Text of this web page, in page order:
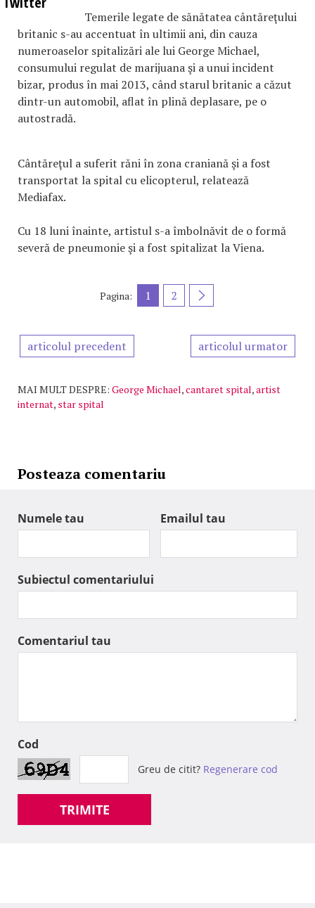
Temerile legate de sănătatea cântăreţului
britanic s-au accentuat în ultimii ani, din cauza
numeroaselor spitalizări ale lui George Michael,
consumului regulat de marijuana şi a unui incident
bizar, produs în mai 2013, când starul britanic a căzut
dintr-un automobil, aflat în plină deplasare, pe o
autostradă.
Cântăreţul a suferit răni în zona craniană şi a fost
transportat la spital cu elicopterul, relatează
Mediafax.
Cu 18 luni înainte, artistul s-a îmbolnăvit de o formă
severă de pneumonie şi a fost spitalizat la Viena.
Pagina: 1 2
articolul precedent articolul urmator
MAI MULT DESPRE: George Michael,cantaret spital,artist
internat, star spital
Posteaza comentariu
Numele tau Emailul tau
Subiectul comentariului
Comentariul tau
Cod
Greu de citit? Regenerare cod
TRIMITE